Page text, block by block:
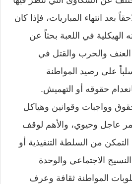
بعد انتهاء المباريات، فإذا كان
الهيكلية في اللعبة بحثاً عن
العنف والحرب والقتل في
على رصيد المواطنة
حقوقه أو التهميش.
وواجبات وقوانين وهياكل
عاجل وحيوي، والأهم لوقف
من السلطة التنفيذية أو
الاجتماعي والوحدة
المواطنة ثقافة وعرف